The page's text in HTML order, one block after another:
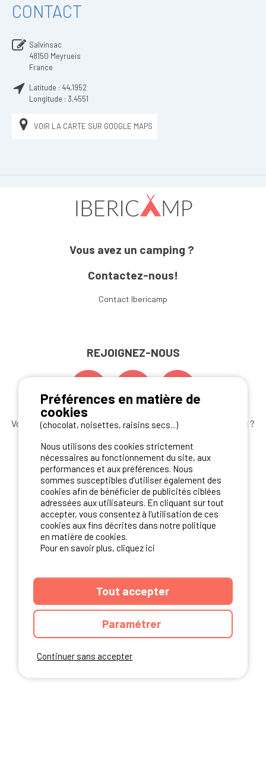
CONTACT
Salvinsac
48150 Meyrueis
France
Latitude : 44,1952
Longitude : 3,4551
VOIR LA CARTE SUR GOOGLE MAPS
Vous avez un camping ?
Contactez-nous!
Contact Ibericamp
REJOIGNEZ-NOUS
Vous souhaitez bénéficier desmeilleures offres camping ?
S'ABONNER
NOS PARTENAIRES
Continuer sans accepter
Préférences en matière de
cookies
(chocolat, noisettes, raisins secs...)
Nous utilisons des cookies strictement
nécessaires au fonctionnement du site, aux
performances et aux préférences. Nous
sommes susceptibles d’utiliser également des
cookies afin de bénéficier de publicités ciblées
adressées aux utilisateurs. En cliquant sur tout
accepter, vous consentez à l'utilisation de ces
cookies aux fins décrites dans notre politique
en matière de cookies.
Pour en savoir plus, cliquez ici
Tout accepter
Paramétrer